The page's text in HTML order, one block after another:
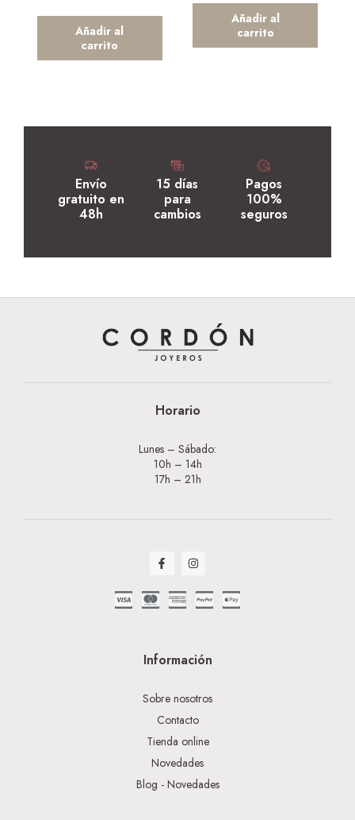
Añadir al
carrito
Añadir al
carrito
Envío
gratuito en
48h
15 días
para
cambios
Pagos
100%
seguros
Horario
Lunes – Sábado:
10h – 14h
17h – 21h
Información
Sobre nosotros
Contacto
Tienda online
Novedades
Blog - Novedades